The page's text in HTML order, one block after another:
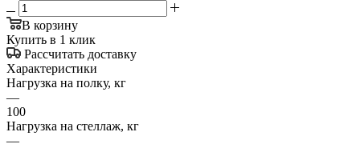
В корзину
Купить в 1 клик
Рассчитать доставку
Характеристики
Нагрузка на полку, кг
—
100
Нагрузка на стеллаж, кг
—